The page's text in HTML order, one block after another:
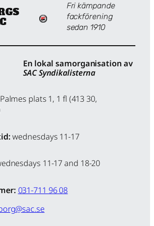
Fri kämpande
fackförening
sedan 1910
En lokal samorganisation av
SAC Syndikalisterna
plats 1, 1 fl (413 30,
wednesdays 11-17
11-17 and 18-20
031-711 96 08